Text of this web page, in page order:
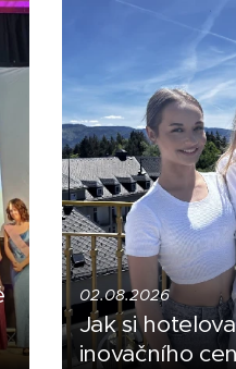
02.08.2026
Jak si
inovačního